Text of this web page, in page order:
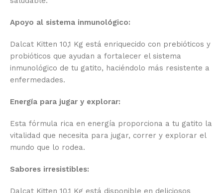
Apoyo al sistema inmunológico:
Dalcat Kitten 10,1 Kg está enriquecido con prebióticos y
probióticos que ayudan a fortalecer el sistema
inmunológico de tu gatito, haciéndolo más resistente a
enfermedades.
Energía para jugar y explorar:
Esta fórmula rica en energía proporciona a tu gatito la
vitalidad que necesita para jugar, correr y explorar el
mundo que lo rodea.
Sabores irresistibles:
Dalcat Kitten 10,1 Kg está disponible en deliciosos